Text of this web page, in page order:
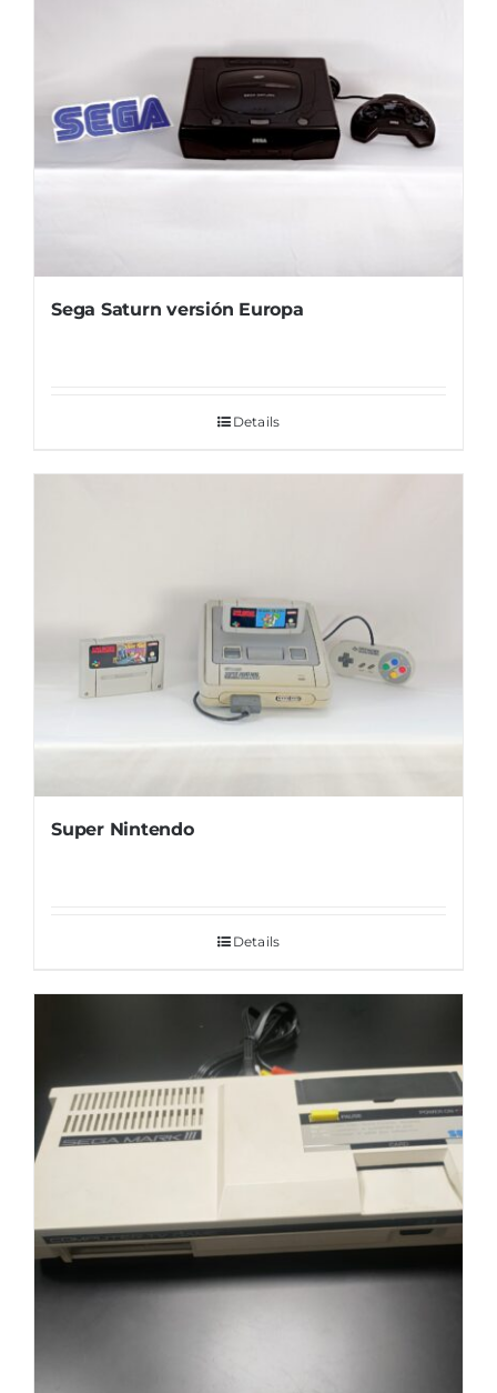
Sega Saturn versión Europa
Details
Super Nintendo
Details